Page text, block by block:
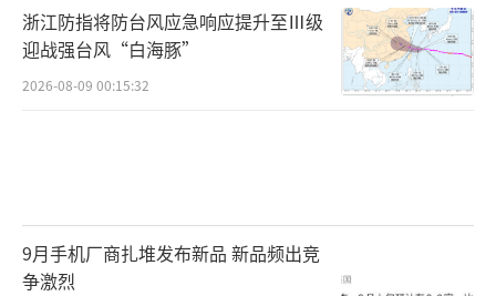
浙江防指将防台风应急响应提升至Ⅲ级
迎战强台风“白海豚”
2026-08-09 00:15:32
9月手机厂商扎堆发布新品 新品频出竞
争激烈